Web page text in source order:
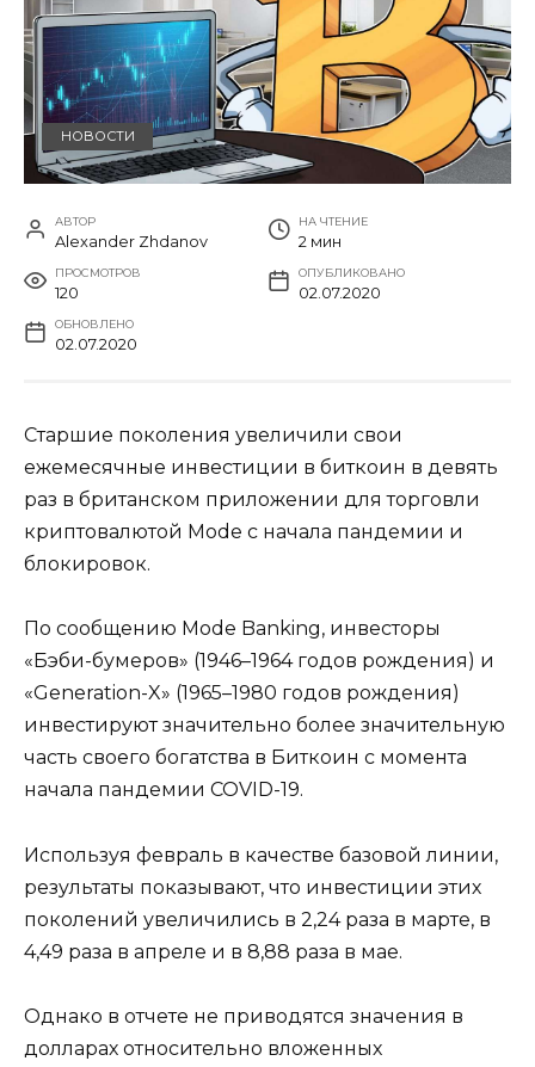
НОВОСТИ
АВТОР
Alexander Zhdanov
НА ЧТЕНИЕ
2 мин
ПРОСМОТРОВ
120
ОПУБЛИКОВАНО
02.07.2020
ОБНОВЛЕНО
02.07.2020
Старшие поколения увеличили свои
ежемесячные инвестиции в биткоин в девять
раз в британском приложении для торговли
криптовалютой Mode с начала пандемии и
блокировок.
По сообщению Mode Banking, инвесторы
«Бэби-бумеров» (1946–1964 годов рождения) и
«Generation-X» (1965–1980 годов рождения)
инвестируют значительно более значительную
часть своего богатства в Биткоин с момента
начала пандемии COVID-19.
Используя февраль в качестве базовой линии,
результаты показывают, что инвестиции этих
поколений увеличились в 2,24 раза в марте, в
4,49 раза в апреле и в 8,88 раза в мае.
Однако в отчете не приводятся значения в
долларах относительно вложенных